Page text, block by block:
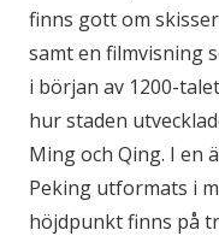
finns gott om
samt en filmvisning
i början av 1200-
hur staden
Ming och Qing. I en
Peking utformats i
höjdpunkt finns på